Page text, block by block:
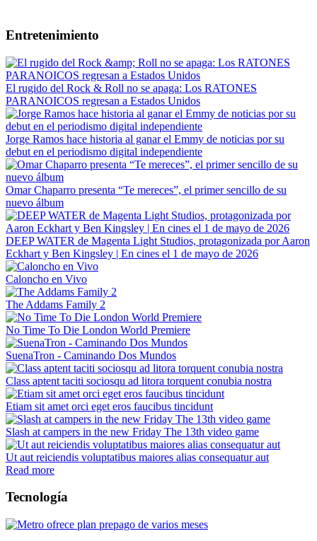
Entretenimiento
El rugido del Rock & Roll no se apaga: Los RATONES
PARANOICOS regresan a Estados Unidos
Jorge Ramos hace historia al ganar el Emmy de noticias por su
debut en el periodismo digital independiente
Omar Chaparro presenta “Te mereces”, el primer sencillo de su
nuevo álbum
DEEP WATER de Magenta Light Studios, protagonizada por Aaron
Eckhart y Ben Kingsley | En cines el 1 de mayo de 2026
Caloncho en Vivo
The Addams Family 2
No Time To Die London World Premiere
SuenaTron - Caminando Dos Mundos
Class aptent taciti sociosqu ad litora torquent conubia nostra
Etiam sit amet orci eget eros faucibus tincidunt
Slash at campers in the new Friday The 13th video game
Ut aut reiciendis voluptatibus maiores alias consequatur aut
Read more
Tecnología